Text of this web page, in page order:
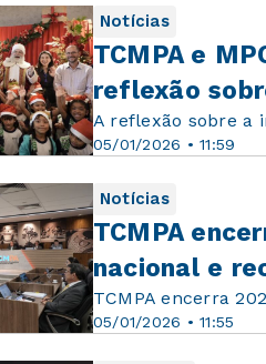
Notícias
05/01/2026 • 11:59
TCMPA e
reflexão
A reflexão sobre a
Notícias
05/01/2026 • 11:55
TCMPA
nacional e
TCMPA encerra